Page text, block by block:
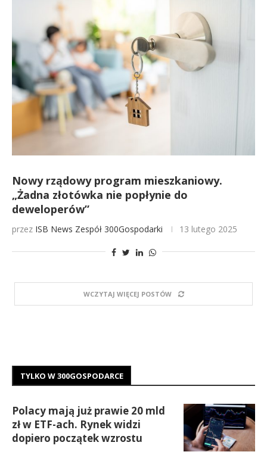
Nowy rządowy program mieszkaniowy.
„Żadna złotówka nie popłynie do
deweloperów”
przez ISB News Zespół 300Gospodarki 13 lutego 2025
WCZYTAJ WIĘCEJ POSTÓW
TYLKO W 300GOSPODARCE
Polacy mają już prawie 20 mld
zł w ETF-ach. Rynek widzi
dopiero początek wzrostu